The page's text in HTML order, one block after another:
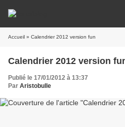
Accueil » Calendrier 2012 version fun
Calendrier 2012 version
Publié le 17/01/2012 à 13:37
Par Aristobulle